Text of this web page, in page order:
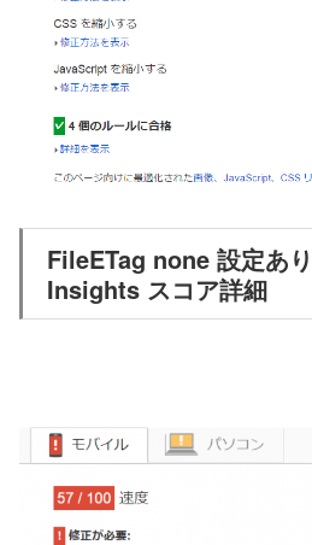
FileETag none 設定あ
Insights スコア詳細